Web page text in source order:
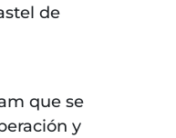
de
que se
y